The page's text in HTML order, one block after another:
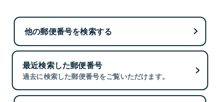
他の郵便番号を検索する
最近検索した郵便番号
過去に検索した郵便番号をご覧いただけます。